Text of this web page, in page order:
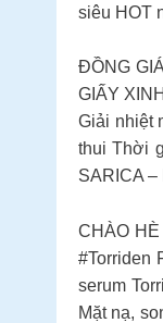
siêu HOT
ĐỒNG
GIẤY
Giải nhiệt
thui Thời
SARICA
CHÀO
#Torriden
serum
Mặt nạ,